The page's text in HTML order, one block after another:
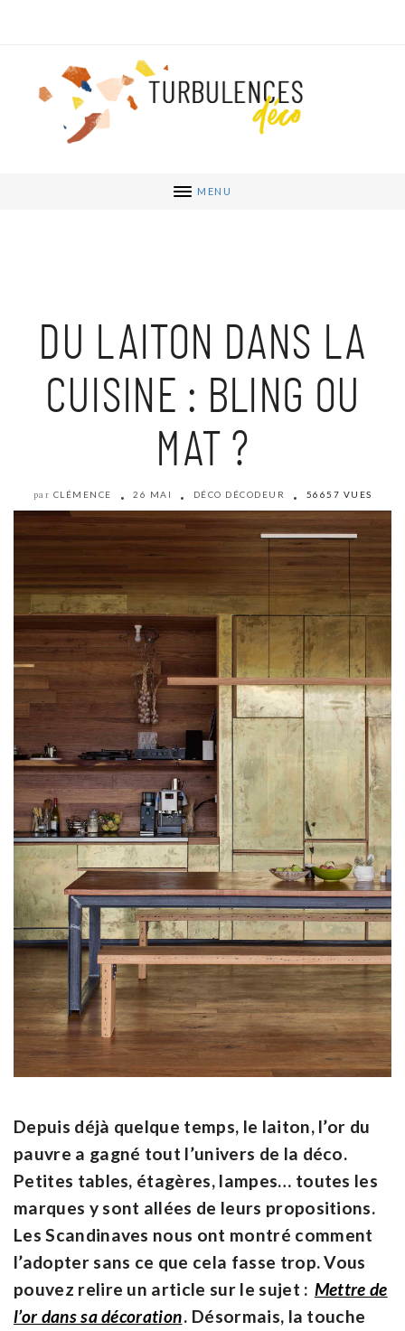
MENU
DU LAITON DANS LA
CUISINE : BLING OU
MAT ?
par CLÉMENCE 26 MAI DÉCO DÉCODEUR 56657 VUES
Depuis déjà quelque temps, le laiton, l’or du
pauvre a gagné tout l’univers de la déco.
Petites tables, étagères, lampes… toutes les
marques y sont allées de leurs propositions.
Les Scandinaves nous ont montré comment
l’adopter sans ce que cela fasse trop. Vous
pouvez relire un article sur le sujet : Mettre de
l’or dans sa décoration. Désormais, la touche